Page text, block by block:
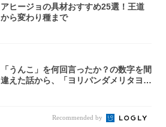
アヒージョの具材おすすめ25選！王道
から変わり種まで
「うんこ」を何回言ったか？の数字を間
違えた話から、「ヨリパンダメリタヨコ
Recommended by